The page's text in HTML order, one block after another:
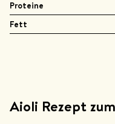
Proteine
Fett
Aioli Rezept